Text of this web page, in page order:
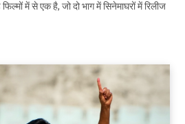
में से एक है, जो दो भाग में सिनेमाघरों में रिलीज